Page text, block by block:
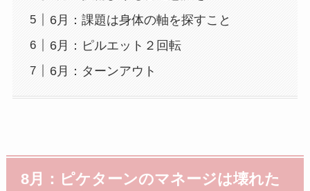
6月：課題は身体の軸を探すこと
6月：ピルエット２回転
6月：ターンアウト
8月：ピケターンのマネージは壊れた